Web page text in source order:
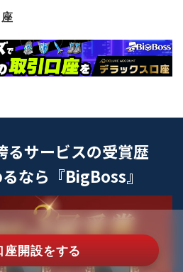
るサービスの受賞歴
なら『BigBoss』
座開設をする